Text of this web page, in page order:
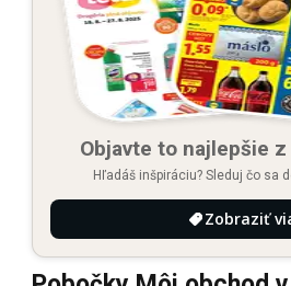
Objavte to najlepšie
Hľadáš inšpiráciu? Sleduj čo sa
Zobraziť